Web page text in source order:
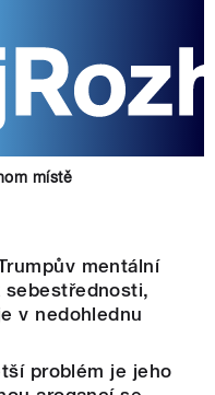
místě
mentální
sebestřednosti,
v nedohlednu
problém je jeho